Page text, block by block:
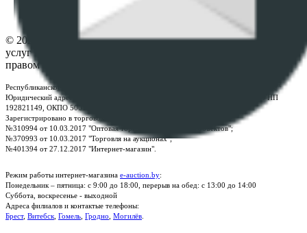
© 2026 Республиканское унитарное предприятие по оказанию
услуг "БелЮрОбеспечение" - Все права защищены авторским
правом
Республиканское унитарное предприятие по оказанию услуг "БелЮрОбеспечение"
Юридический адрес: г. Минск, пр-т. Дзержинского, 1Б, e-mail:
, УНП
192821149, ОКПО 500111895000
Зарегистрировано в торговом реестре Республики Беларусь:
№310994 от 10.03.2017 "Оптовая торговля без торговых объектов";
№370993 от 10.03.2017 "Торговля на аукционах";
№401394 от 27.12.2017 "Интернет-магазин".
Режим работы интернет-магазина e-auction.by:
Понедельник – пятница: с 9:00 до 18:00, перерыв на обед: с 13:00 до 14:00
Суббота, воскресенье - выходной
Адреса филиалов и контактые телефоны:
Брест, Витебск Гомель Гродно Могилёв